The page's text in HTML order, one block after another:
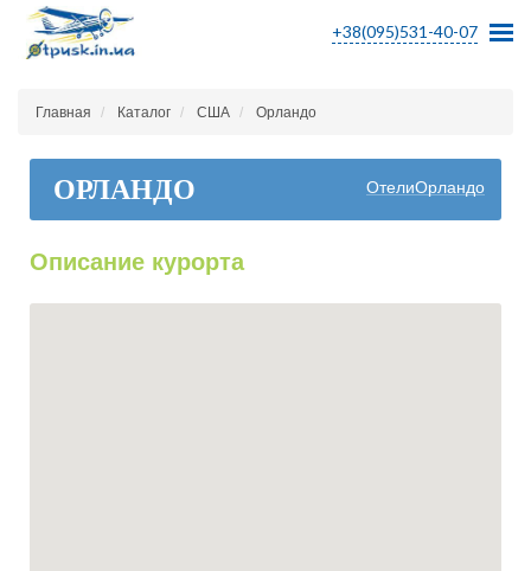
+38(095)531-40-07
Главная Каталог США Орландо
ОРЛАНДО ОтелиОрландо
Описание курорта